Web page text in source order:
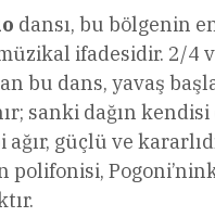
dansı, bu bölgenin
ifadesidir. 2/4
bu dans, yavaş
sanki dağın kendisi
güçlü ve
polifonisi,